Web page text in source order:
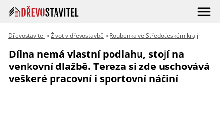
Dřevostavitel »Život v dřevostavbě » Roubenka ve Středočeském kraji
Dílna nemá vlastní podlahu, stojí na
venkovní dlažbě. Tereza si zde uschovává
veškeré pracovní i sportovní náčiní